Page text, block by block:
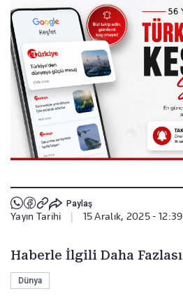
Paylaş
Yayın Tarihi 15 Aralık, 2025 - 12:39
Haberle İlgili Daha Fazlası
Dünya